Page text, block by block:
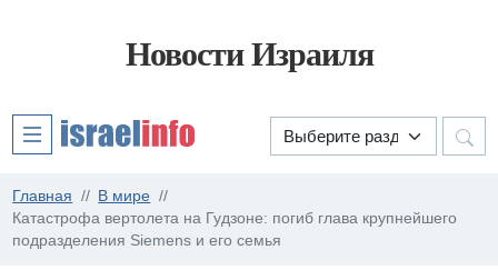
Новости Израиля
Главная
В мире
Катастрофа вертолета на Гудзоне: погиб глава крупнейшего
подразделения Siemens и его семья